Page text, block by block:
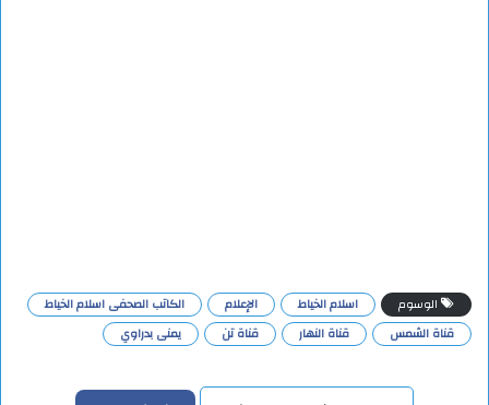
الوسوم اسلام الخياط الإعلام
الكاتب الصحفى اسلام الخياط
قناة الشمس
قناة النهار قناة تن يمنى بدراوي